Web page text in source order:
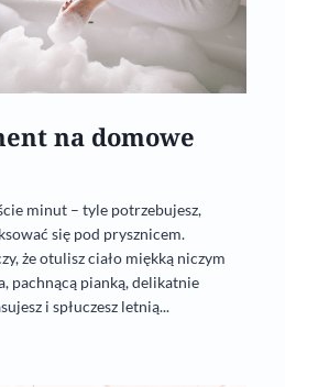
na domowe
minut – tyle potrzebujesz,
się pod prysznicem.
że otulisz ciało miękką niczym
pachnącą pianką, delikatnie
i spłuczesz letnią...